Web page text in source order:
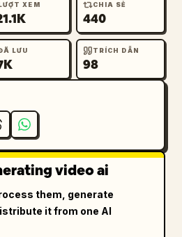
XEM CHIA SẺ
440
LƯU TRÍCH DẪN
98
video ai
them, generate
it from one AI